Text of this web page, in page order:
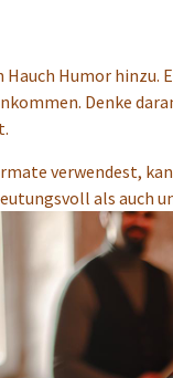
Hauch Humor
Denke
verwendest,
als auch